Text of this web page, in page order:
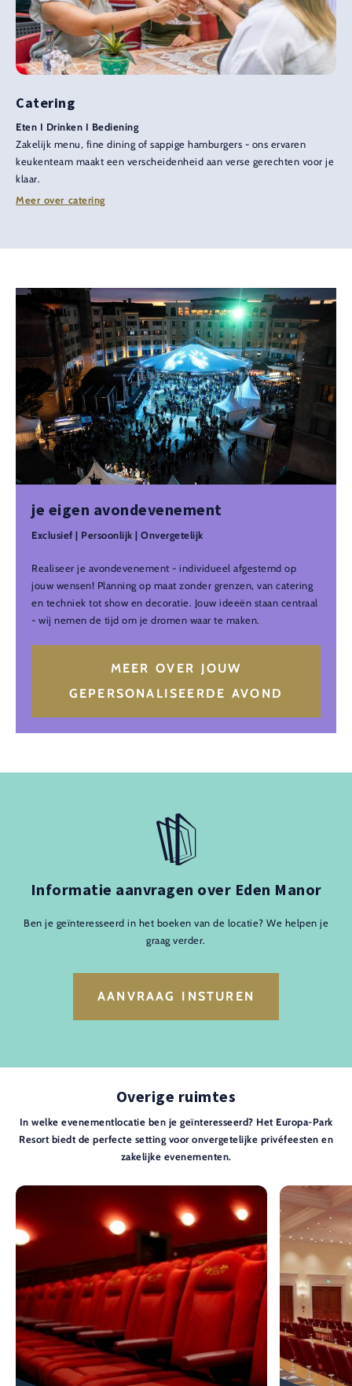
Catering
Eten I Drinken I Bediening
Zakelijk menu, fine dining of sappige hamburgers - ons ervaren
keukenteam maakt een verscheidenheid aan verse gerechten voor je
klaar.
Meer over catering
je eigen avondevenement
Exclusief | Persoonlijk | Onvergetelijk
Realiseer je avondevenement - individueel afgestemd op
jouw wensen! Planning op maat zonder grenzen, van catering
en techniek tot show en decoratie. Jouw ideeën staan centraal
- wij nemen de tijd om je dromen waar te maken.
MEER OVER JOUW
GEPERSONALISEERDE AVOND
Informatie aanvragen over Eden Manor
Ben je geïnteresseerd in het boeken van de locatie? We helpen je
graag verder.
AANVRAAG INSTUREN
Overige ruimtes
In welke evenementlocatie ben je geïnteresseerd? Het Europa-Park
Resort biedt de perfecte setting voor onvergetelijke privéfeesten en
zakelijke evenementen.